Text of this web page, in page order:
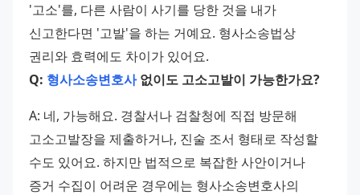
'고소'를, 다른 사람이 사기를 당한 것을 내가
신고한다면 '고발'을 하는 거예요. 형사소송법상
권리와 효력에도 차이가 있어요.
Q: 형사소송변호사 없이도 고소고발이 가능한가요?
A: 네, 가능해요. 경찰서나 검찰청에 직접 방문해
고소고발장을 제출하거나, 진술 조서 형태로 작성할
수도 있어요. 하지만 법적으로 복잡한 사안이거나
증거 수집이 어려운 경우에는 형사소송변호사의